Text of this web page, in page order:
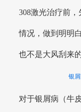
308激光治疗前
情况，做到明明
也不是大风刮来
银
对于银屑病（牛